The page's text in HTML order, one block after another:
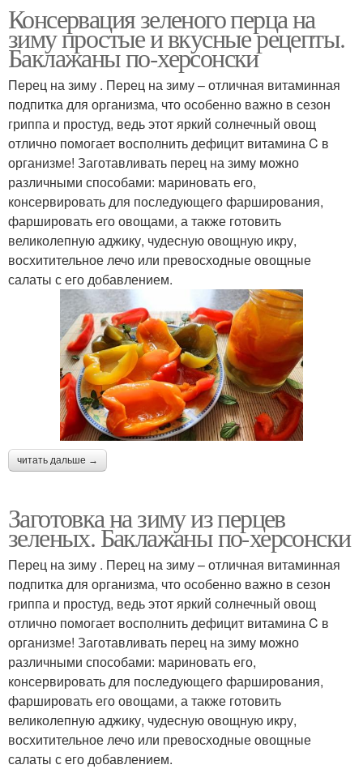
Консервация зеленого перца на
зиму простые и вкусные рецепты.
Баклажаны по-херсонски
Перец на зиму . Перец на зиму – отличная витаминная
подпитка для организма, что особенно важно в сезон
гриппа и простуд, ведь этот яркий солнечный овощ
отлично помогает восполнить дефицит витамина C в
организме! Заготавливать перец на зиму можно
различными способами: мариновать его,
консервировать для последующего фарширования,
фаршировать его овощами, а также готовить
великолепную аджику, чудесную овощную икру,
восхитительное лечо или превосходные овощные
салаты с его добавлением.
читать дальше →
Заготовка на зиму из перцев
зеленых. Баклажаны по-херсонски
Перец на зиму . Перец на зиму – отличная витаминная
подпитка для организма, что особенно важно в сезон
гриппа и простуд, ведь этот яркий солнечный овощ
отлично помогает восполнить дефицит витамина C в
организме! Заготавливать перец на зиму можно
различными способами: мариновать его,
консервировать для последующего фарширования,
фаршировать его овощами, а также готовить
великолепную аджику, чудесную овощную икру,
восхитительное лечо или превосходные овощные
салаты с его добавлением.